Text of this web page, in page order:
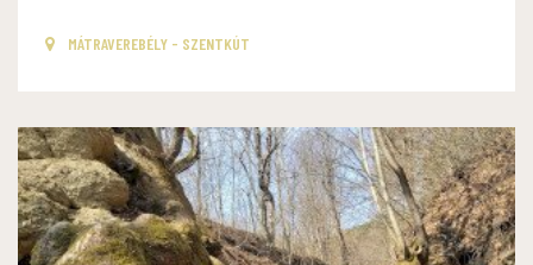
MÁTRAVEREBÉLY - SZENTKÚT